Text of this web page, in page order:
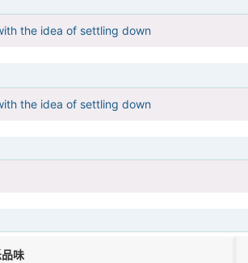
the idea of ​​settling down
the idea of ​​settling down
味